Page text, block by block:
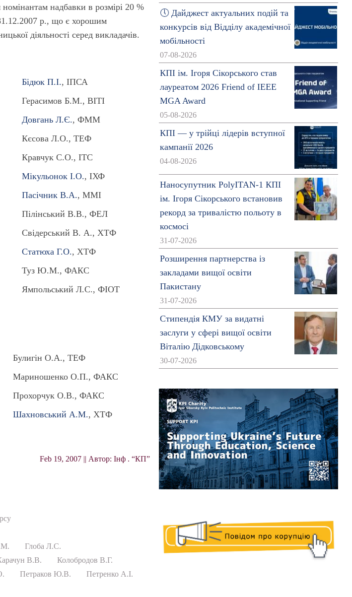
надбавки в розмірі 20 %
р., що є хорошим
діяльності серед викладачів.
Бідюк П.І., ІПСА
Герасимов Б.М., ВІТІ
Довгань Л.Є., ФММ
Кєсова Л.О., ТЕФ
Кравчук С.О., ІТС
Мікульонок І.О., ІХФ
Пасічник В.А., ММІ
Пілінський В.В., ФЕЛ
Свідерський В. А., ХТФ
Статюха Г.О., ХТФ
Туз Ю.М., ФАКС
Ямпольський Л.С., ФІОТ
Булигін О.А., ТЕФ
Мариношенко О.П., ФАКС
Прохорчук О.В., ФАКС
Шахновський А.М., ХТФ
Feb 19, 2007 || Автор: Інф . “КП”
Глоба Л.С.
В.В.
Колобродов В.Г.
Петраков Ю.В.
Петренко А.І.
🕔 Дайджест актуальних подій та
конкурсів від Відділу академічної
мобільності
07-08-2026
КПІ ім. Ігоря Сікорського став
лауреатом 2026 Friend of IEEE
MGA Award
05-08-2026
КПІ — у трійці лідерів вступної
кампанії 2026
04-08-2026
Наносупутник PolyITAN-1 КПІ
ім. Ігоря Сікорського встановив
рекорд за тривалістю польоту в
космосі
31-07-2026
Розширення партнерства із
закладами вищої освіти
Пакистану
31-07-2026
Стипендія КМУ за видатні
заслуги у сфері вищої освіти
Віталію Дідковському
30-07-2026